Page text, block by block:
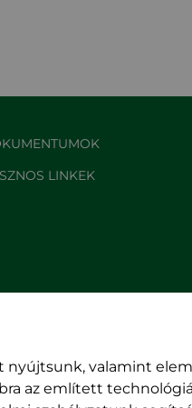
LINKEK
nyújtsunk, valamint
az említett